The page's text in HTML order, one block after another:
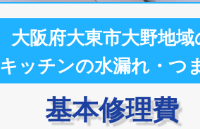
大阪府大東市大野地域
キッチンの水漏れ・つ
基本修理費